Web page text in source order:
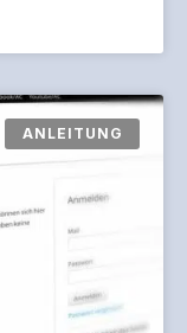
ANLEITUNG